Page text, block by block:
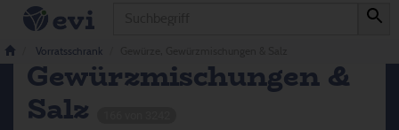
Vorratsschrank
Gewürze,
Gewürzmischungen &
Salz